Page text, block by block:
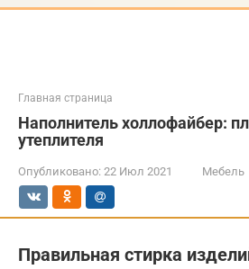
Главная страница
Наполнитель холлофайбер:
утеплителя
Опубликовано: 22 Июл 2021 Мебель
Правильная стирка